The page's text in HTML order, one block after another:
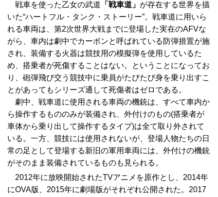
戦車を使った乙女の武道 「戦車道」 が存在する世界を描
いた“ハートフル・タンク・ストーリー”。戦車道に用いら
れる車両は、第2次世界大戦までに登場した実在のAFVな
がら、車内は劇中でカーボンと呼ばれている防弾措置が施
され、装備する火器は競技用の模擬弾を使用しているた
め、搭乗者が死傷することはない。ということになってお
り、砲弾飛び交う競技中に乗員がたびたび身を乗り出すこ
とがあってもシリーズ通して死傷者はゼロである。
劇中、戦車道に使用される車両の機銃は、すべて車内か
ら操作するもののみが装備され、外付けのもの(搭乗者が
車体から乗り出して操作するタイプ)は全て取り外されて
いる。一方、競技には使用されないが、登場人物たちの日
常の足として登場する新旧の軍用車両には、外付けの機銃
がそのまま装備されているものも見られる。
2012年に放映開始されたTVアニメを原作とし、2014年
にOVA版、2015年に劇場版がそれぞれ公開された。2017